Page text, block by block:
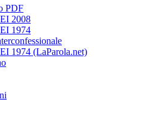
PDF
2008
1974
1974 (LaParola.net)